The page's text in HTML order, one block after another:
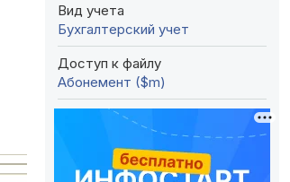
Вид учета
Бухгалтерский учет
Доступ к файлу
Абонемент ($m)